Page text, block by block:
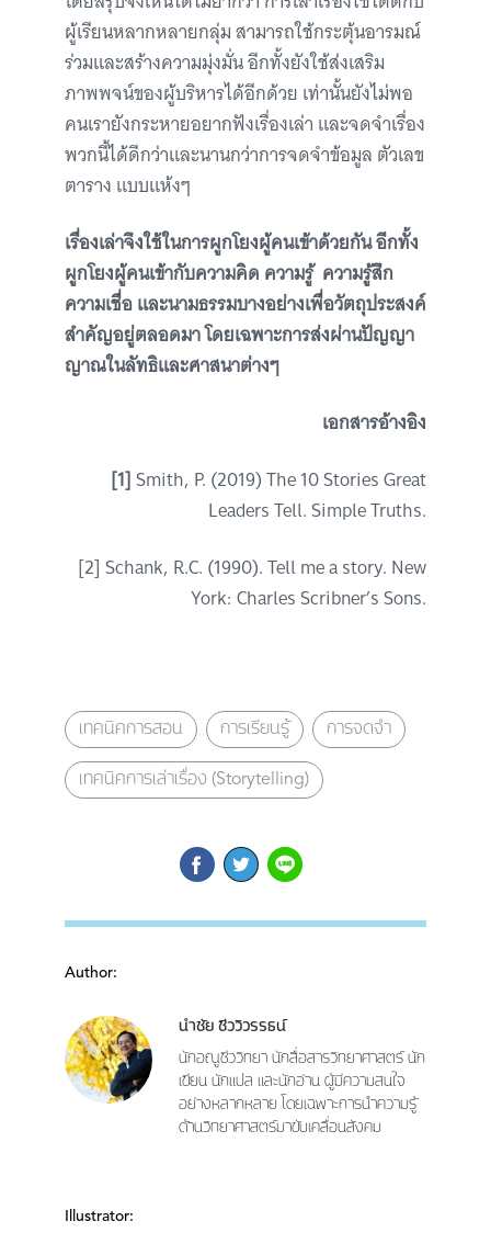
ผู้เรียนหลากหลายกลุ่ม สามารถใช้กระตุ้นอารมณ์
ร่วมและสร้างความมุ่งมั่น อีกทั้งยังใช้ส่งเสริม
ภาพพจน์ของผู้บริหารได้อีกด้วย เท่านั้นยังไม่พอ
คนเรายังกระหายอยากฟังเรื่องเล่า และจดจำเรื่อง
พวกนี้ได้ดีกว่าและนานกว่าการจดจำข้อมูล ตัวเลข
ตาราง แบบแห้งๆ
เรื่องเล่าจึงใช้ในการผูกโยงผู้คนเข้าด้วยกัน อีกทั้ง
ผูกโยงผู้คนเข้ากับความคิด ความรู้ ความรู้สึก
ความเชื่อ และนามธรรมบางอย่างเพื่อวัตถุประสงค์
สำคัญอยู่ตลอดมา โดยเฉพาะการส่งผ่านปัญญา
ญาณในลัทธิและศาสนาต่างๆ
เอกสารอ้างอิง
[1]Smith, P. (2019) The 10 Stories Great
Leaders Tell. Simple Truths.
[2] Schank, R.C. (1990). Tell me a story. New
York: Charles Scribner’s Sons.
เทคนิคการสอน การเรียนรู้ การจดจำ
เทคนิคการเล่าเรื่อง (Storytelling)
Author:
นำชัย ชีววิวรรธน์
นักอณูชีววิทยา นักสื่อสารวิทยาศาสตร์ นัก
เขียน นักแปล และนักอ่าน ผู้มีความสนใจ
อย่างหลากหลาย โดยเฉพาะการนำความรู้
ด้านวิทยาศาสตร์มาขับเคลื่อนสังคม
Illustrator: